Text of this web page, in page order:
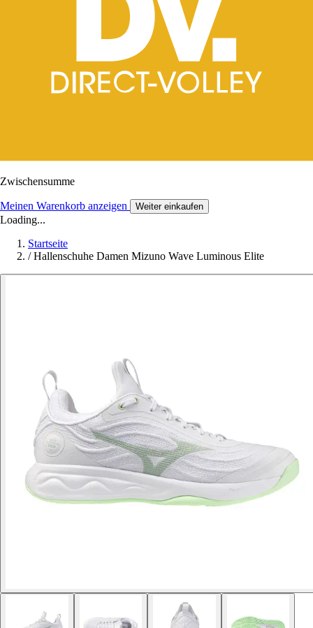
Zwischensumme
Meinen Warenkorb anzeigen Weiter einkaufen
Loading...
Startseite
/ Hallenschuhe Damen Mizuno Wave Luminous Elite